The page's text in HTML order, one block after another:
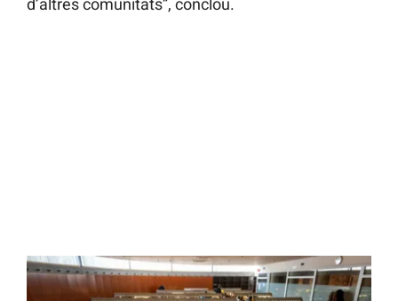
d’altres comunitats”, conclou.